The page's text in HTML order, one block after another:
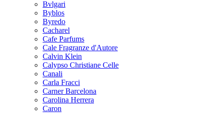
Bvlgari
Byblos
Byredo
Cacharel
Cafe Parfums
Cale Fragranze d'Autore
Calvin Klein
Calypso Christiane Celle
Canali
Carla Fracci
Carner Barcelona
Carolina Herrera
Caron